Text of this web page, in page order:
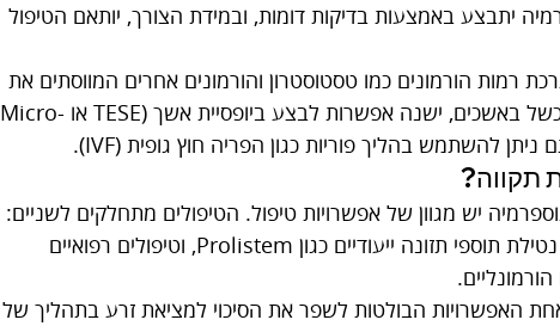
יתבצע באמצעות בדיקות דומות, ובמידת הצורך, יותאם הטיפול
רמות הורמונים כמו טסטוסטרון והורמונים אחרים המווסתים את
תהליך ייצור הזרע. במקרה של חשד לכשל באשכים, ישנה אפשרות לבצע ביופסיית אשך (TESE או Micro-
תקווה?
יש מגוון של אפשרויות טיפול. הטיפולים מתחלקים לשניים:
טיפולים טבעיים כמו שיפור אורח חיים, נטילת תוספי תזונה ייעודיים כגון Prolistem, וטיפולים רפואיים
הורמונליים.
האפשרויות הבולטות לשפר את הסיכוי למציאת זרע בתהליך של